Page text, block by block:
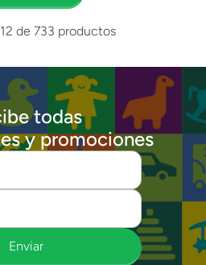
12 de 733 productos
todas
y promociones
Enviar